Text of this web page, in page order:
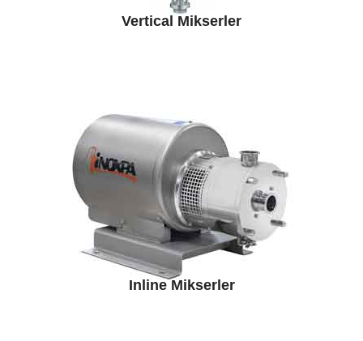
Vertical Mikserler
Inline Mikserler